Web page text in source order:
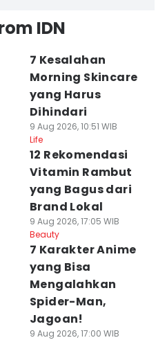
IDN
7 Kesalahan
Morning Skincare
yang Harus
Dihindari
9 Aug 2026, 10:51 WIB
Life
12 Rekomendasi
Vitamin Rambut
yang Bagus dari
Brand Lokal
9 Aug 2026, 17:05 WIB
Beauty
7 Karakter Anime
yang Bisa
Mengalahkan
Spider-Man,
Jagoan!
9 Aug 2026, 17:00 WIB